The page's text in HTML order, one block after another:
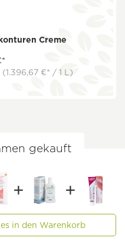
Creme
(1.396,67 €* / 1 L)
gekauft
in den Warenkorb